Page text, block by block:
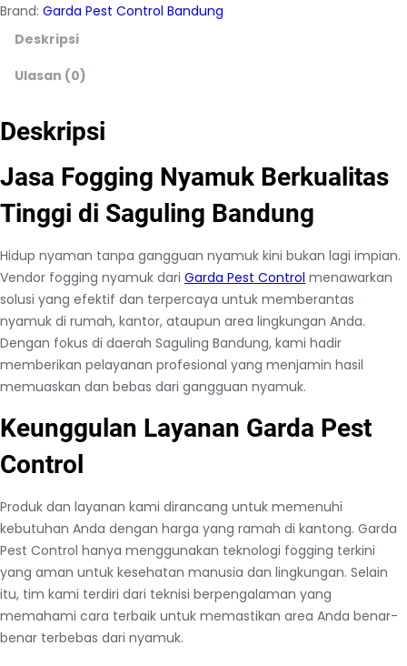
Brand: Garda Pest Control Bandung
Deskripsi
Ulasan (0)
Deskripsi
Jasa Fogging Nyamuk Berkualitas
Tinggi di Saguling Bandung
Hidup nyaman tanpa gangguan nyamuk kini bukan lagi impian.
Vendor fogging nyamuk dari Garda Pest Control menawarkan
solusi yang efektif dan terpercaya untuk memberantas
nyamuk di rumah, kantor, ataupun area lingkungan Anda.
Dengan fokus di daerah Saguling Bandung, kami hadir
memberikan pelayanan profesional yang menjamin hasil
memuaskan dan bebas dari gangguan nyamuk.
Keunggulan Layanan Garda Pest
Control
Produk dan layanan kami dirancang untuk memenuhi
kebutuhan Anda dengan harga yang ramah di kantong. Garda
Pest Control hanya menggunakan teknologi fogging terkini
yang aman untuk kesehatan manusia dan lingkungan. Selain
itu, tim kami terdiri dari teknisi berpengalaman yang
memahami cara terbaik untuk memastikan area Anda benar-
benar terbebas dari nyamuk.